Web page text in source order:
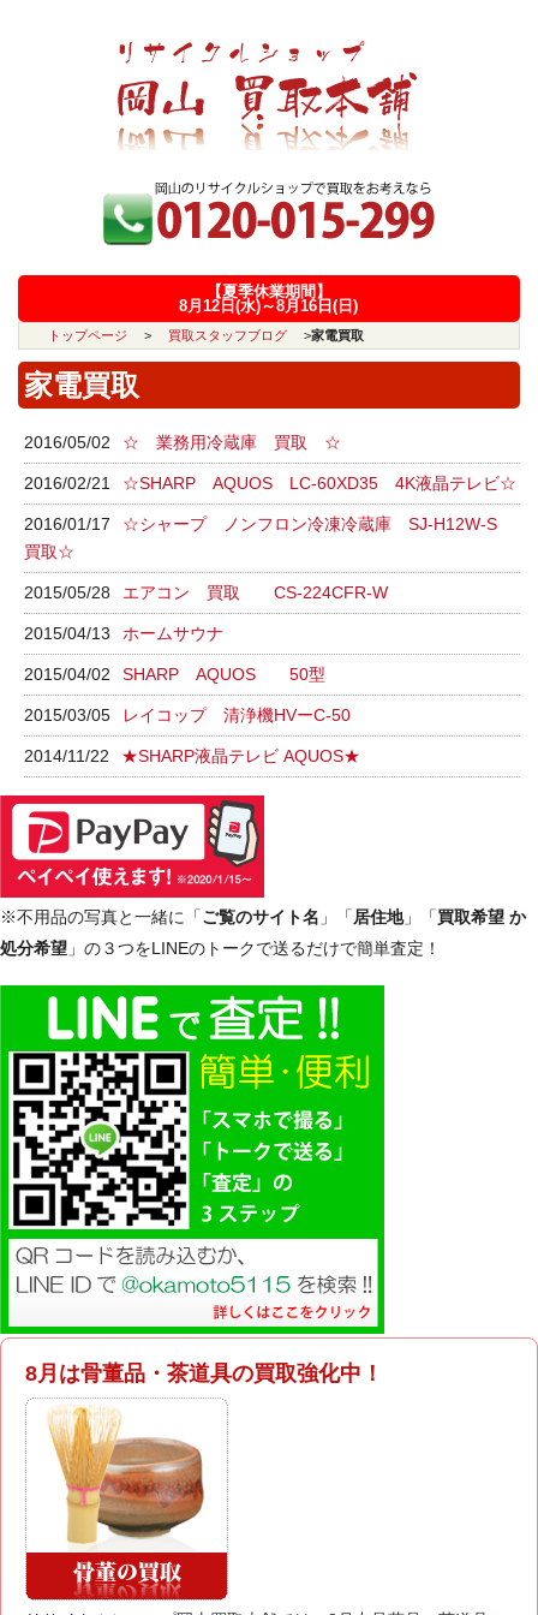
【夏季休業期間】
8月12日(水)～8月16日(日)
トップページ > 買取スタッフブログ >家電買取
家電買取
2016/05/02 ☆ 業務用冷蔵庫 買取 ☆
2016/02/21 ☆SHARP AQUOS LC-60XD35 4K液晶テレビ☆
2016/01/17
☆シャープ ノンフロン冷凍冷蔵庫 SJ-H12W-S
買取☆
2015/05/28 エアコン 買取 CS-224CFR-W
2015/04/13 ホームサウナ
2015/04/02 SHARP AQUOS 50型
2015/03/05 レイコップ 清浄機HVーC-50
2014/11/22 ★SHARP液晶テレビ AQUOS★
※不用品の写真と一緒に「ご覧のサイト名 」「居住地」「買取希望 か
処分希望 」の３つをLINEのトークで送るだけで簡単査定！
8月は骨董品・茶道具の買取強化中！